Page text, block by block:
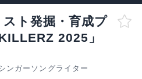
ト発掘・育成プ
2025」
ンガーソングライター